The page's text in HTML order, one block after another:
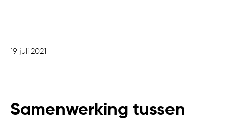
19 juli 2021
Samenwerking tussen